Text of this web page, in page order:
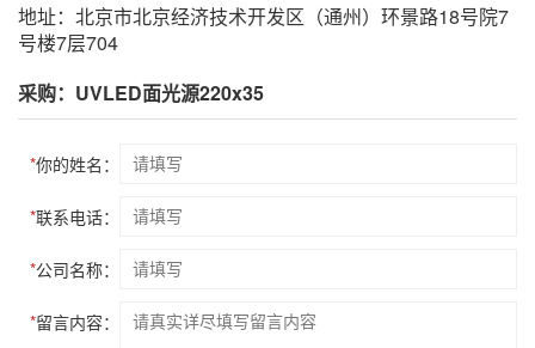
地址：北京市北京经济技术开发区（通州）环景路18号院7
号楼7层704
采购：UVLED面光源220x35
*你的姓名：
*联系电话：
*公司名称：
*留言内容：